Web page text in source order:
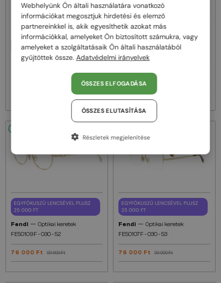
EGYFÓKUSZÚ LENCSÉVEL PLUSZ
25 000 FT
Fendi —
EGYFÓKUSZÚ LENCSÉVEL PLUSZ
25 000 FT
Fendi—Optikai keretek
FE50110F - 030 - 54
90 000 Ft
EGYFÓKUSZÚ LENCSÉVEL PLUSZ
25 000 FT
Fendi — Optikai keretek
FE50109F - 030 - 52
76 000 Ft 90 000 Ft
EGYFÓKUSZÚ LENCSÉVEL PLUSZ
25 000 FT
Fendi — Optikai keretek
FE50107F - 030 - 53
76 000 Ft 90 000 Ft
Webhelyünk Ön általi használatára vonatkozó
információkat megosztjuk hirdetési és elemző
partnereinkkel is, akik egyesíthetik azokat más
információkkal, amelyeket Ön biztosított számukra, vagy
amelyeket a szolgáltatásaik Ön általi használatából
gyűjtöttek össze. Adatvédelmi irányelvek
ÖSSZES ELFOGADÁSA
ÖSSZES ELUTASÍTÁSA
Részletek megjelenítése